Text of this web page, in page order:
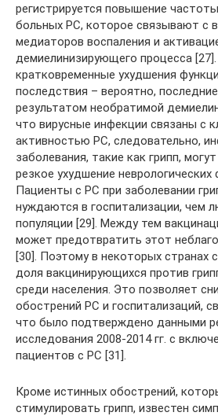
регистрируется повышение
больных РС, которое связывают с
медиаторов воспаления и
демиелинизирующего процесса
кратковременные ухудшения
последствия – вероятно,
результатом необратимой
что вирусные инфекции связаны с
активностью РС, следовательно,
заболевания, такие как грипп,
резкое ухудшение неврологических
Пациенты с РС при заболевании
нуждаются в госпитализации, чем
популяции [29]. Между тем
может предотвратить этот
[30]. Поэтому в некоторых странах
доля вакцинирующихся против
среди населения. Это позволяет
обострений РС и госпитализаций,
что было подтверждено данными
исследования 2008-2014 гг. с
пациентов с РС [31].
Кроме истинных обострений,
стимулировать грипп, известен